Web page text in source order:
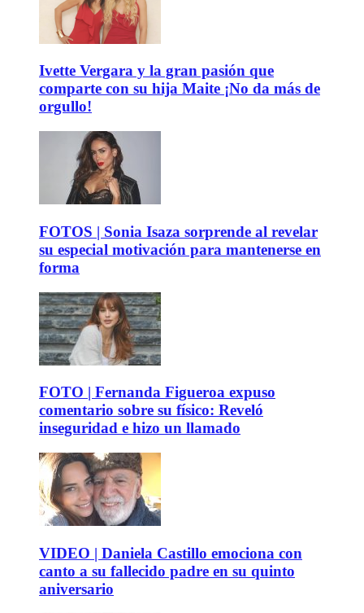
Ivette Vergara y la gran pasión que
comparte con su hija Maite ¡No da más de
orgullo!
FOTOS | Sonia Isaza sorprende al revelar
su especial motivación para mantenerse en
forma
FOTO | Fernanda Figueroa expuso
comentario sobre su físico: Reveló
inseguridad e hizo un llamado
VIDEO | Daniela Castillo emociona con
canto a su fallecido padre en su quinto
aniversario